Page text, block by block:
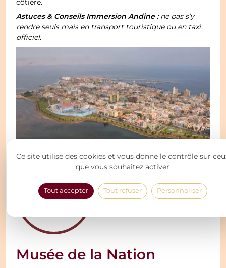
côtière.
Astuces & Conseils Immersion Andine :ne pas s’y
rendre seuls mais en transport touristique ou en taxi
officiel.
Musée de la Nation
Ce site utilise des cookies et vous donne le contrôle sur
que vous souhaitez activer
Tout accepter Tout refuser Personnaliser